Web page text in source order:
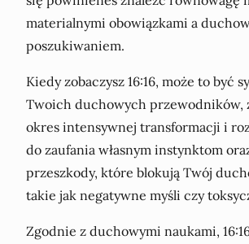
materialnymi obowiązkami a
poszukiwaniem.
Kiedy zobaczysz 16:16, może to być
Twoich duchowych przewodników,
okres intensywnej transformacji i
do zaufania własnym instynktom
przeszkody, które blokują Twój
takie jak negatywne myśli czy
Zgodnie z duchowymi naukami,